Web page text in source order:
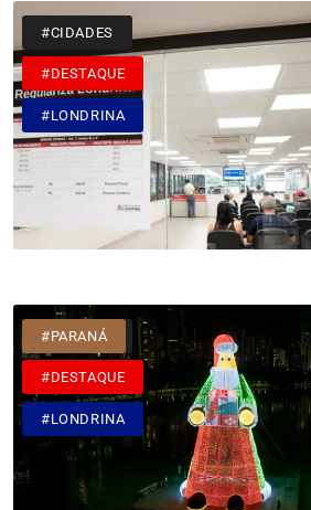
#CIDADES
#DESTAQUE
#LONDRINA
#CIDADES
#DESTAQUE
#LONDRINA
#PARANÁ